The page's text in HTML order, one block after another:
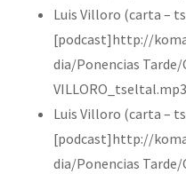
Luis Villoro (carta –
[podcast]http://
dia/Ponencias Tarde/
Luis Villoro (carta –
[podcast]http://
dia/Ponencias Tarde/